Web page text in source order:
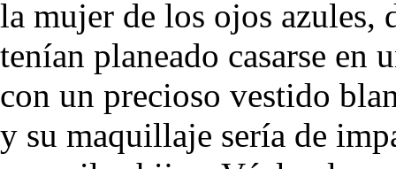
la mujer de los ojos azules,
tenían planeado casarse en
con un precioso vestido
y su maquillaje sería de